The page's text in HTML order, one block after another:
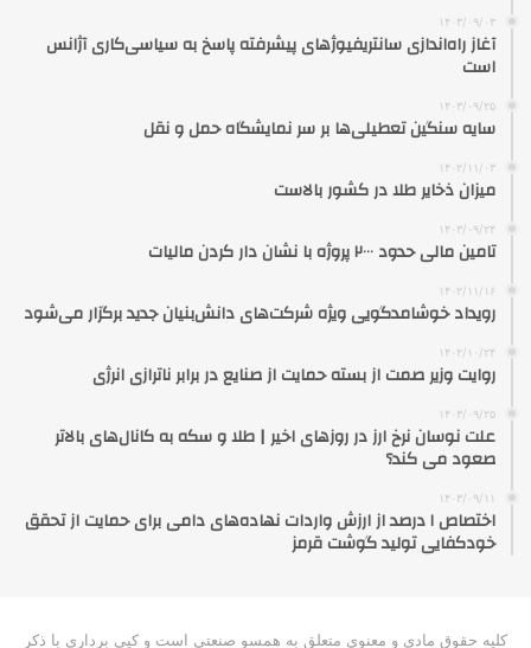
۱۴۰۳/۰۹/۰۳
آغاز راه‌اندازی سانتریفیوژهای پیشرفته پاسخ به سیاسی‌کاری آژانس
است
۱۴۰۳/۰۹/۲۵
سایه سنگین تعطیلی‌ها بر سر نمایشگاه حمل و نقل
۱۴۰۲/۱۱/۰۳
میزان ذخایر طلا در کشور بالاست
۱۴۰۳/۰۹/۲۴
تامین مالی حدود ۲۰۰۰ پروژه با نشان دار کردن مالیات
۱۴۰۲/۱۱/۱۶
رویداد خوشامدگویی ویژه شرکت‌های دانش‌بنیان جدید برگزار می‌شود
۱۴۰۲/۱۰/۲۴
روایت وزیر صمت از بسته حمایت از صنایع در برابر ناترازی انرژی
۱۴۰۳/۰۹/۲۵
علت نوسان نرخ ارز در روزهای اخیر | طلا و سکه به کانال‌های بالاتر
صعود می کند؟
۱۴۰۳/۰۹/۱۱
اختصاص ۱ درصد از ارزش واردات نهاده‌های دامی برای حمایت از تحقق
خودکفایی تولید گوشت قرمز
کلیه حقوق مادی و معنوی متعلق به همسو صنعتی است و کپی برداری با ذکر